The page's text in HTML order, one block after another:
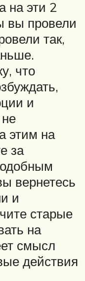
на эти 2
вы провели
так,
что
и
этим на
за
вернетесь
и
старые
на
смысл
действия